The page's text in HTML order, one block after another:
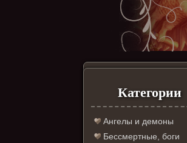
Категории
Ангелы и демоны
Бессмертные, боги